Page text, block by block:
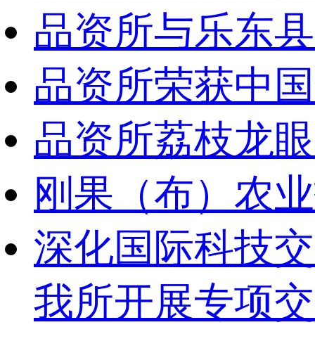
品资所与乐东
品资所荣获中
品资所荔枝龙
刚果（布）农
深化国际科技
我所开展专项